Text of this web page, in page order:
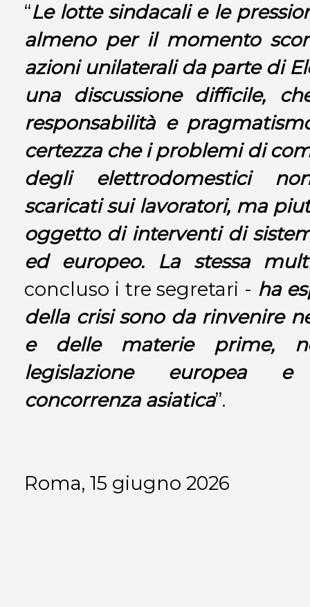
“Le lotte sindacali e le
almeno per il momento
azioni unilaterali da parte di
una discussione difficile,
responsabilità e
certezza che i problemi di
degli elettrodomestici
scaricati sui lavoratori, ma
oggetto di interventi di
ed europeo. La stessa
concluso i tre segretari - ha
della crisi sono da rinvenire
e delle materie prime,
legislazione europea
concorrenza asiatica”.
Roma, 15 giugno 2026